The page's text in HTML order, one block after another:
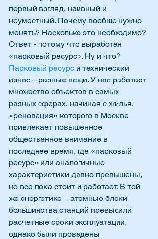
первый взгляд, наивный и
неуместный. Почему вообще нужно
менять? Насколько это необходимо?
Ответ - потому что выработан
«парковый ресурс». Ну и что?
Парковый ресурс и технический
износ – разные вещи. У нас работает
множество объектов в самых
разных сферах, начиная с жилья,
«реновация» которого в Москве
привлекает повышенное
общественное внимание в
последнее время, где «парковый
ресурс» или аналогичные
характеристики давно превышены,
но все пока стоит и работает. В той
же энергетике – атомные блоки
большинства станций превысили
расчетные сроки эксплуатации,
однако были проведены